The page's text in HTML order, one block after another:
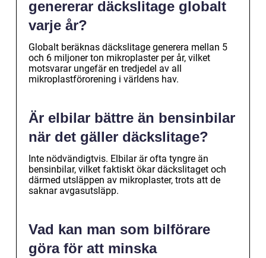
genererar däckslitage globalt
varje år?
Globalt beräknas däckslitage generera mellan 5
och 6 miljoner ton mikroplaster per år, vilket
motsvarar ungefär en tredjedel av all
mikroplastförorening i världens hav.
Är elbilar bättre än bensinbilar
när det gäller däckslitage?
Inte nödvändigtvis. Elbilar är ofta tyngre än
bensinbilar, vilket faktiskt ökar däckslitaget och
därmed utsläppen av mikroplaster, trots att de
saknar avgasutsläpp.
Vad kan man som bilförare
göra för att minska